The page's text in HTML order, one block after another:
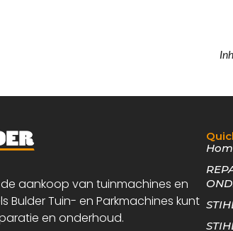
aankoop van tuinmachines en
Bulder Tuin- en Parkmachines kunt
en onderhoud.